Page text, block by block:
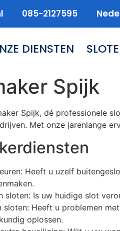
085-2127595
DIENSTEN
Spijk
Spijk, dé professionele
Met onze jarenlange
Heeft u uzelf
sloten: Is uw huidige slot
sloten: Heeft u problemen
oplossen.